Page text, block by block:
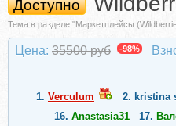
Доступно
Тема в разделе "Маркетплейсы
Цена: 35500 руб -98%
1. Verculum 2. kristina
16. Anastasia31 17.